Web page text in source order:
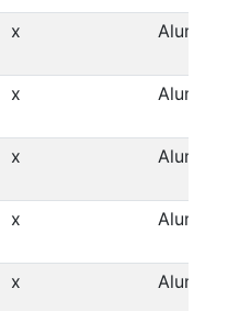
x Alumínio
x Alumínio
x Alumínio
x Alumínio
x Alumínio